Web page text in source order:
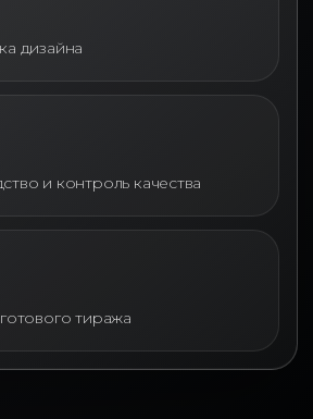
дизайна
и контроль качества
тиража